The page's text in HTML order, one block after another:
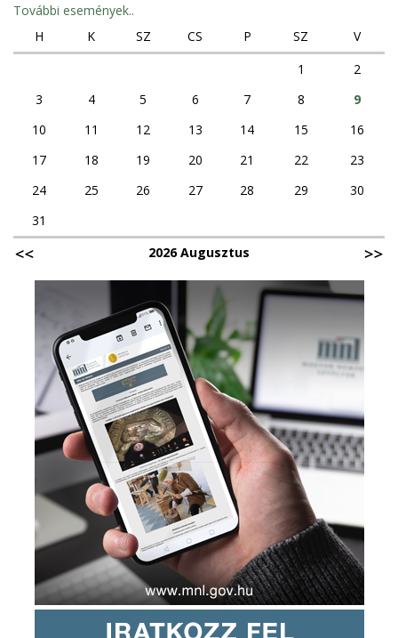
További események..
H
K SZ CS P SZ
V
1
2
3
4 5 6 7 8
9
10
11 12 13 14 15
16
17
18 19 20 21 22
23
24
25 26 27 28 29
30
31
2026 Augusztus